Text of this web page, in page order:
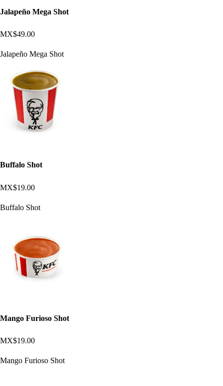
Jalapeño Mega Shot
MX$49.00
Jalapeño Mega Shot
Buffalo Shot
MX$19.00
Buffalo Shot
Mango Furioso Shot
MX$19.00
Mango Furioso Shot